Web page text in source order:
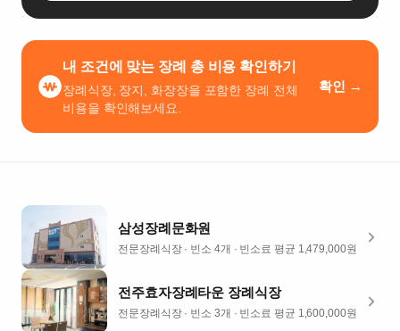
내 조건에 맞는 장례 총 비용 확인하기
장례식장, 장지, 화장장을 포함한 장례 전체
비용을 확인해보세요.
확인 →
삼성장례문화원
전문장례식장· 빈소 4개 · 빈소료 평균 1,479,000원
전주효자장례타운 장례식장
전문장례식장· 빈소 3개 · 빈소료 평균 1,600,000원